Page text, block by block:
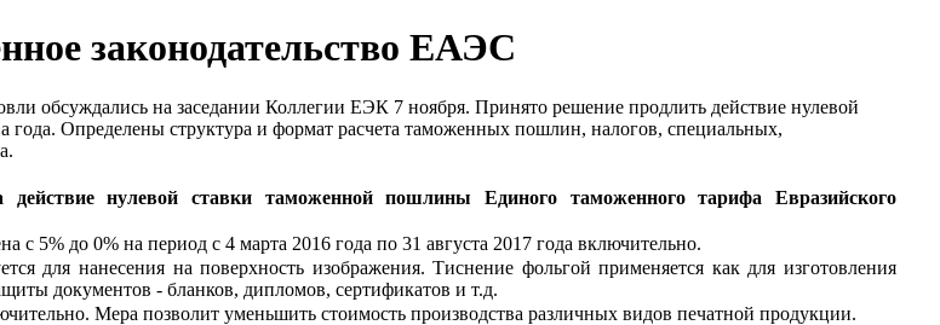
законодательство ЕАЭС
обсуждались на заседании Коллегии ЕЭК 7 ноября. Принято решение продлить действие нулевой
года. Определены структура и формат расчета таможенных пошлин, налогов, специальных,
нулевой ставки таможенной пошлины Единого таможенного тарифа Евразийского
5% до 0% на период с 4 марта 2016 года по 31 августа 2017 года включительно.
для нанесения на поверхность изображения. Тиснение фольгой применяется как для изготовления
документов - бланков, дипломов, сертификатов и т.д.
Мера позволит уменьшить стоимость производства различных видов печатной продукции.